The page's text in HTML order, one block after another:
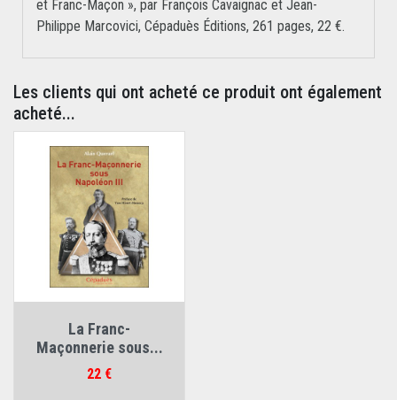
et Franc-Maçon », par François Cavaignac et Jean-
Philippe Marcovici, Cépaduès Éditions, 261 pages, 22 €.
Les clients qui ont acheté ce produit ont également
acheté...
La Franc-
Maçonnerie sous...
Prix
22 €